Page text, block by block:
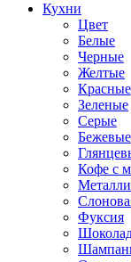
Кухни
Цвет
Белые
Черные
Желтые
Красные
Зеленые
Серые
Бежевые
Кофе с
Фуксия